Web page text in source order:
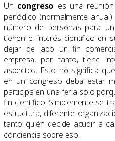
Un congreso es una
periódico (normalmente
número de personas para
tienen el interés científico en
dejar de lado un fin
empresa, por tanto, tiene
aspectos. Esto no significa
en un congreso deba estar
participa en una feria solo
fin científico. Simplemente se
estructura, diferente
tanto quién decide acudir a
conciencia sobre eso.